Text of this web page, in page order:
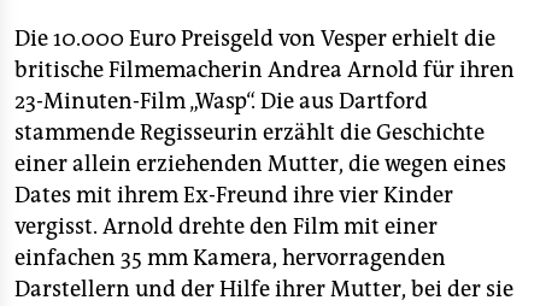
Die 10.000 Euro Preisgeld von Vesper erhielt die
britische Filmemacherin Andrea Arnold für ihren
23-Minuten-Film „Wasp“. Die aus Dartford
stammende Regisseurin erzählt die Geschichte
einer allein erziehenden Mutter, die wegen eines
Dates mit ihrem Ex-Freund ihre vier Kinder
vergisst. Arnold drehte den Film mit einer
einfachen 35 mm Kamera, hervorragenden
Darstellern und der Hilfe ihrer Mutter, bei der sie